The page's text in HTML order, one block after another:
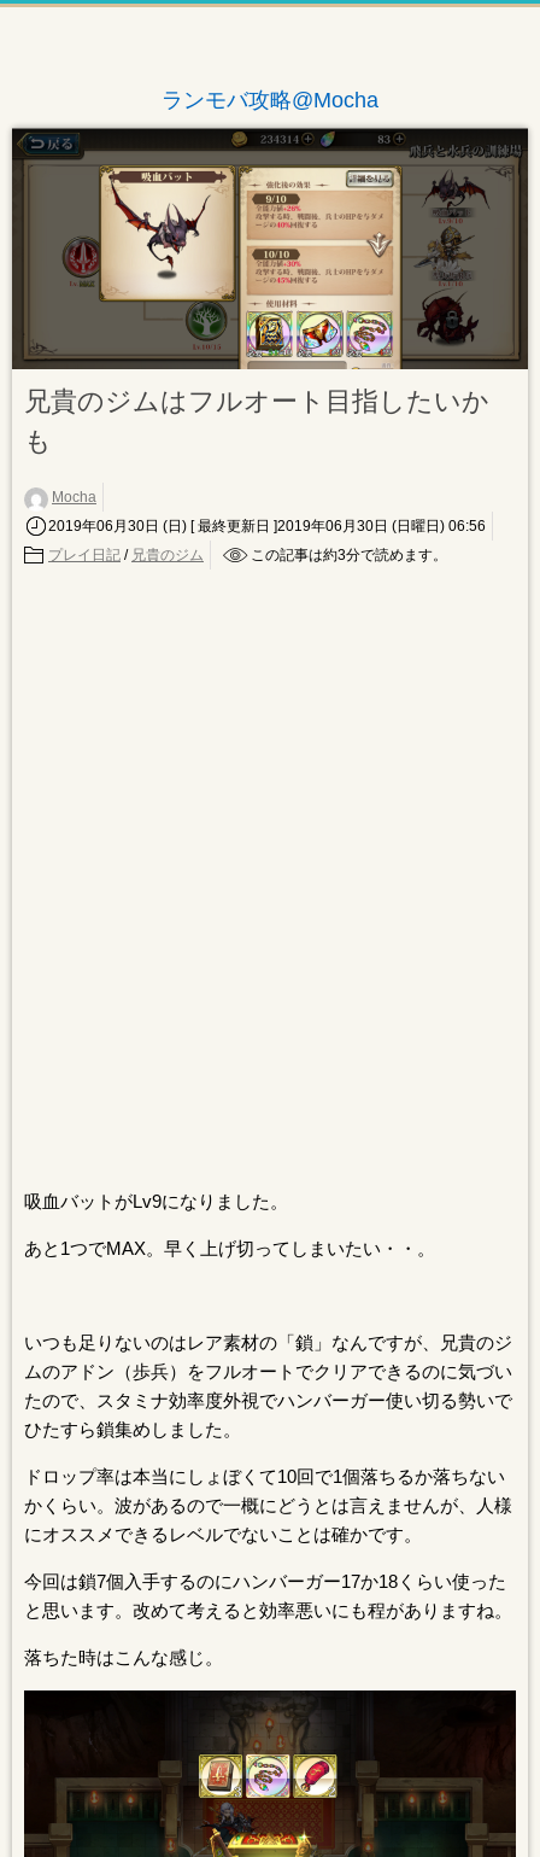
ランモバ攻略@Mocha
兄貴のジムはフルオート目指したいか
も
Mocha
2019年06月30日 (日) [ 最終更新日 ]2019年06月30日 (日曜日) 06:56
プレイ日記 / 兄貴のジム この記事は約3分で読めます。
吸血バットがLv9になりました。
あと1つでMAX。早く上げ切ってしまいたい・・。
いつも足りないのはレア素材の「鎖」なんですが、兄貴のジ
ムのアドン（歩兵）をフルオートでクリアできるのに気づい
たので、スタミナ効率度外視でハンバーガー使い切る勢いで
ひたすら鎖集めしました。
ドロップ率は本当にしょぼくて10回で1個落ちるか落ちない
かくらい。波があるので一概にどうとは言えませんが、人様
にオススメできるレベルでないことは確かです。
今回は鎖7個入手するのにハンバーガー17か18くらい使った
と思います。改めて考えると効率悪いにも程がありますね。
落ちた時はこんな感じ。